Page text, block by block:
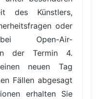
des Künstlers,
oder
bei Open-Air-
der Termin 4.
neuen Tag
Fällen abgesagt
erhalten Sie